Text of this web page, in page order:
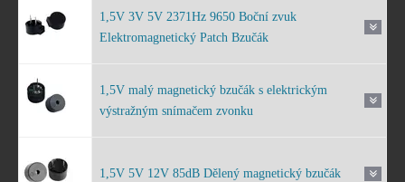
1,5V 3V 5V 2371Hz 9650 Boční zvuk
Elektromagnetický Patch Bzučák
1,5V malý magnetický bzučák s elektrickým
výstražným snímačem zvonku
1,5V 5V 12V 85dB Dělený magnetický bzučák